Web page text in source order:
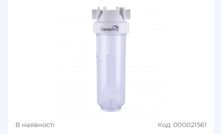
В наявності Код: 000021561